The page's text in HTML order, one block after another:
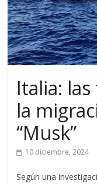
Italia:
la
“Musk”
10 diciembre, 2024
Según una